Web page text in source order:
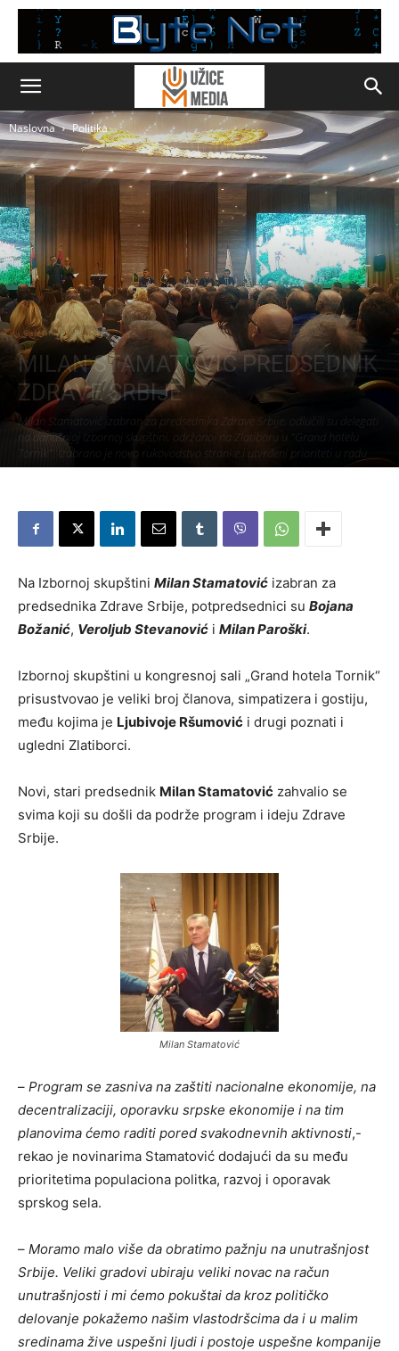
Naslovna Politika
Čajetina Politika
MILAN STAMATOVIĆ PREDSEDNIK
ZDRAVE SRBIJE
Milan Stamatović izabran za predsednika Zdrave Srbije, odlučili su delegati
na današnjoj Izbornoj skupštini, održanoj na Zlatiboru u "Grand hotelu
Tornik". Izabrano je novo rukovodstvo stranke i utvrđeni prioriteti u radu.
Na Izbornoj skupštini Milan Stamatović izabran za
predsednika Zdrave Srbije, potpredsednici su Bojana
Božanić, Veroljub Stevanović i Milan Paroški.
Izbornoj skupštini u kongresnoj sali „Grand hotela Tornik“
prisustvovao je veliki broj članova, simpatizera i gostiju,
među kojima je Ljubivoje Ršumović i drugi poznati i
ugledni Zlatiborci.
Novi, stari predsednik Milan Stamatović zahvalio se
svima koji su došli da podrže program i ideju Zdrave
Srbije.
Milan Stamatović
– Program se zasniva na zaštiti nacionalne ekonomije, na
decentralizaciji, oporavku srpske ekonomije i na tim
planovima ćemo raditi pored svakodnevnih aktivnosti,-
rekao je novinarima Stamatović dodajući da su među
prioritetima populaciona politka, razvoj i oporavak
sprskog sela.
– Moramo malo više da obratimo pažnju na unutrašnjost
Srbije. Veliki gradovi ubiraju veliki novac na račun
unutrašnjosti i mi ćemo pokuštai da kroz političko
delovanje pokažemo našim vlastodršcima da i u malim
sredinama žive uspešni ljudi i postoje uspešne kompanije